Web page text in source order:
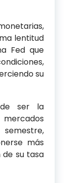
lentitud
Fed que
su
ser la
más
de su tasa